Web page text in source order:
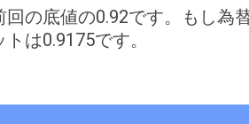
の底値の0.92です。もし為
は0.9175です。